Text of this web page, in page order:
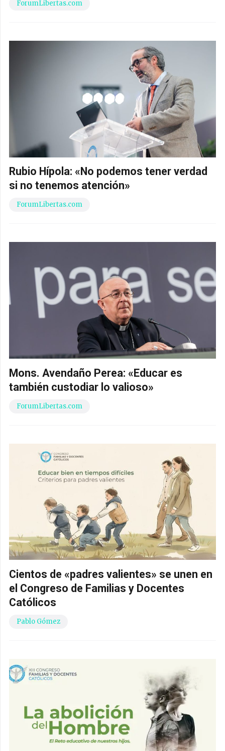
ForumLibertas.com
Rubio Hípola: «No podemos tener verdad
si no tenemos atención»
ForumLibertas.com
Mons. Avendaño Perea: «Educar es
también custodiar lo valioso»
ForumLibertas.com
Cientos de «padres valientes» se unen en
el Congreso de Familias y Docentes
Católicos
Pablo Gómez